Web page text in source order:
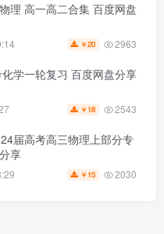
理 高一高二合集 百度网盘
￥20 2963
学一轮复习 百度网盘分享
￥ 18 2543
届高考高三物理上部分专
享
￥ 15 2030